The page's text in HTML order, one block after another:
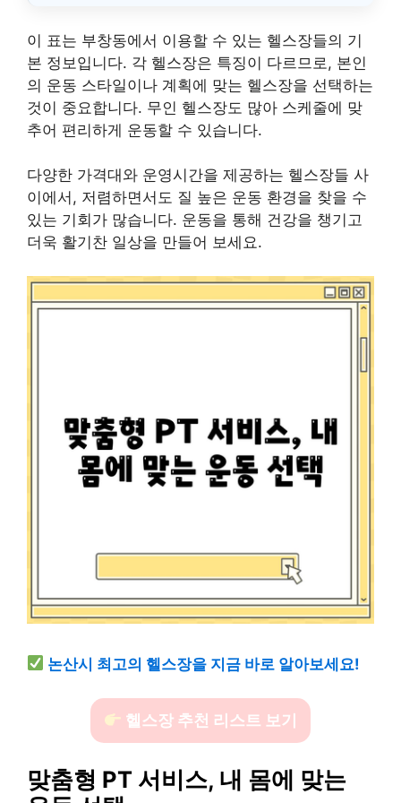
이 표는 부창동에서 이용할 수 있는 헬스장들의 기
본 정보입니다. 각 헬스장은 특징이 다르므로, 본인
의 운동 스타일이나 계획에 맞는 헬스장을 선택하는
것이 중요합니다. 무인 헬스장도 많아 스케줄에 맞
추어 편리하게 운동할 수 있습니다.
다양한 가격대와 운영시간을 제공하는 헬스장들 사
이에서, 저렴하면서도 질 높은 운동 환경을 찾을 수
있는 기회가 많습니다. 운동을 통해 건강을 챙기고
더욱 활기찬 일상을 만들어 보세요.
논산시 최고의 헬스장을 지금 바로 알아보세요!
헬스장 추천 리스트 보기
맞춤형 PT 서비스, 내 몸에 맞는